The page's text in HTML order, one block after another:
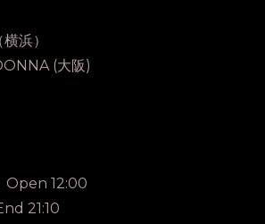
浜）
(大阪)
Open 12:00
21:10